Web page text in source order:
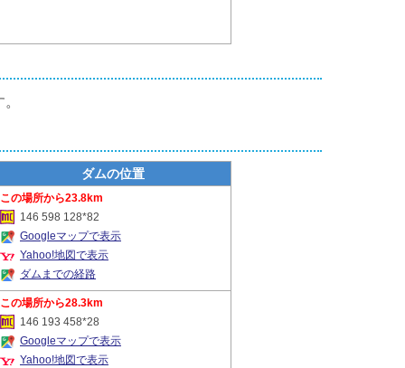
ダムの位置
23.8km
146 598 128*82
Googleマップで表示
Yahoo!地図で表示
ダムまでの経路
28.3km
146 193 458*28
Googleマップで表示
Yahoo!地図で表示